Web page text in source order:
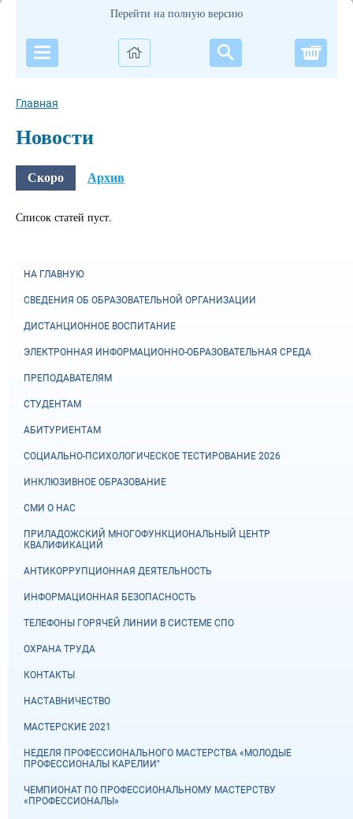
Перейти на полную версию
Главная
Новости
Скоро Архив
Список статей пуст.
НА ГЛАВНУЮ
СВЕДЕНИЯ ОБ ОБРАЗОВАТЕЛЬНОЙ ОРГАНИЗАЦИИ
ДИСТАНЦИОННОЕ ВОСПИТАНИЕ
ЭЛЕКТРОННАЯ ИНФОРМАЦИОННО-ОБРАЗОВАТЕЛЬНАЯ СРЕДА
ПРЕПОДАВАТЕЛЯМ
СТУДЕНТАМ
АБИТУРИЕНТАМ
СОЦИАЛЬНО-ПСИХОЛОГИЧЕСКОЕ ТЕСТИРОВАНИЕ 2026
ИНКЛЮЗИВНОЕ ОБРАЗОВАНИЕ
СМИ О НАС
ПРИЛАДОЖСКИЙ МНОГОФУНКЦИОНАЛЬНЫЙ ЦЕНТР
КВАЛИФИКАЦИЙ
АНТИКОРРУПЦИОННАЯ ДЕЯТЕЛЬНОСТЬ
ИНФОРМАЦИОННАЯ БЕЗОПАСНОСТЬ
ТЕЛЕФОНЫ ГОРЯЧЕЙ ЛИНИИ В СИСТЕМЕ СПО
ОХРАНА ТРУДА
КОНТАКТЫ
НАСТАВНИЧЕСТВО
МАСТЕРСКИЕ 2021
НЕДЕЛЯ ПРОФЕССИОНАЛЬНОГО МАСТЕРСТВА «МОЛОДЫЕ
ПРОФЕССИОНАЛЫ КАРЕЛИИ"
ЧЕМПИОНАТ ПО ПРОФЕССИОНАЛЬНОМУ МАСТЕРСТВУ
«ПРОФЕССИОНАЛЫ»